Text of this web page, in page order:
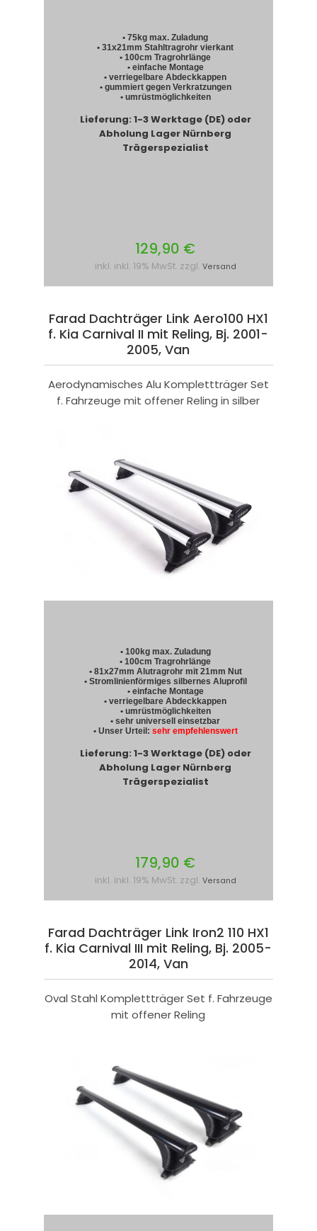
• 75kg max. Zuladung
• 31x21mm Stahltragrohr vierkant
• 100cm Tragrohrlänge
• einfache Montage
• verriegelbare Abdeckkappen
• gummiert gegen Verkratzungen
• umrüstmöglichkeiten
Lieferung: 1-3 Werktage (DE) oder
Abholung Lager Nürnberg
Trägerspezialist
129,90 €
inkl. inkl. 19% MwSt. zzgl. Versand
Farad Dachträger Link Aero100 HX1
f. Kia Carnival II mit Reling, Bj. 2001-
2005, Van
Aerodynamisches Alu Komplettträger Set
f. Fahrzeuge mit offener Reling in silber
• 100kg max. Zuladung
• 100cm Tragrohrlänge
• 81x27mm Alutragrohr mit 21mm Nut
• Stromlinienförmiges silbernes Aluprofil
• einfache Montage
• verriegelbare Abdeckkappen
• umrüstmöglichkeiten
• sehr universell einsetzbar
• Unser Urteil: sehr empfehlenswert
Lieferung: 1-3 Werktage (DE) oder
Abholung Lager Nürnberg
Trägerspezialist
179,90 €
inkl. inkl. 19% MwSt. zzgl. Versand
Farad Dachträger Link Iron2 110 HX1
f. Kia Carnival III mit Reling, Bj. 2005-
2014, Van
Oval Stahl Komplettträger Set f. Fahrzeuge
mit offener Reling